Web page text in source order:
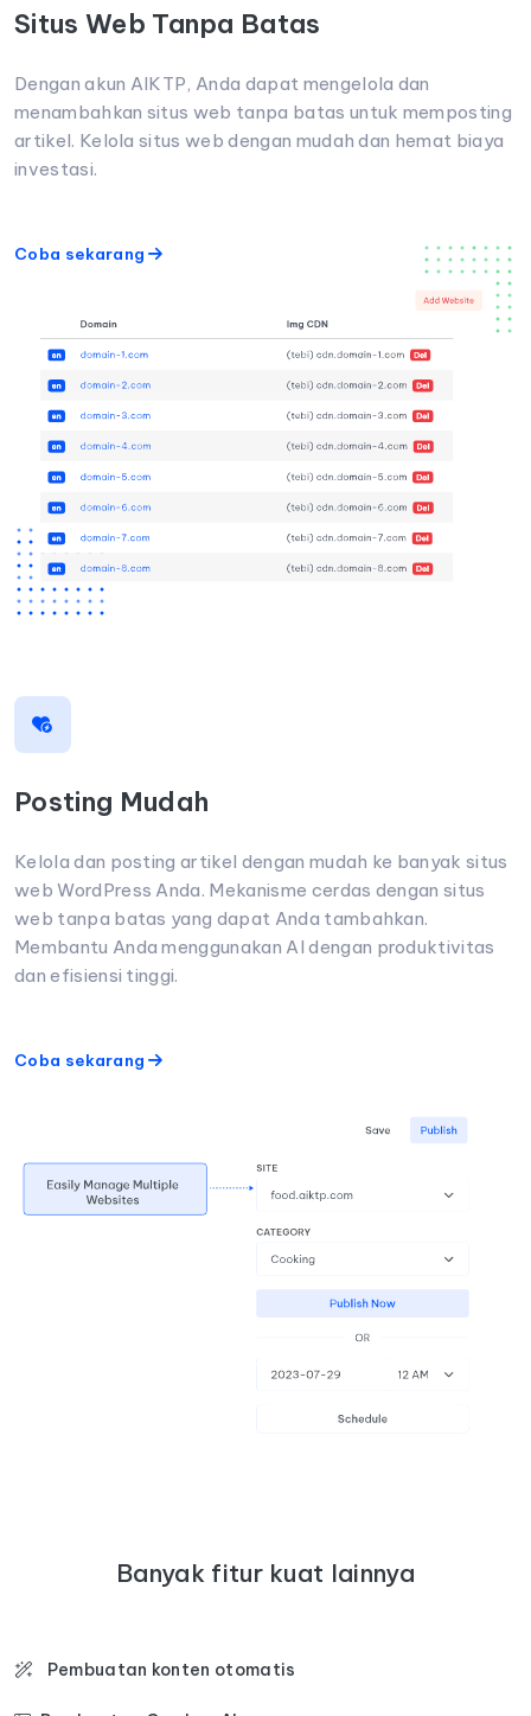
Situs Web Tanpa Batas
Dengan akun AIKTP, Anda dapat mengelola dan
menambahkan situs web tanpa batas untuk memposting
artikel. Kelola situs web dengan mudah dan hemat biaya
investasi.
Coba sekarang
Posting Mudah
Kelola dan posting artikel dengan mudah ke banyak situs
web WordPress Anda. Mekanisme cerdas dengan situs
web tanpa batas yang dapat Anda tambahkan.
Membantu Anda menggunakan AI dengan produktivitas
dan efisiensi tinggi.
Coba sekarang
Banyak fitur kuat lainnya
Pembuatan konten otomatis